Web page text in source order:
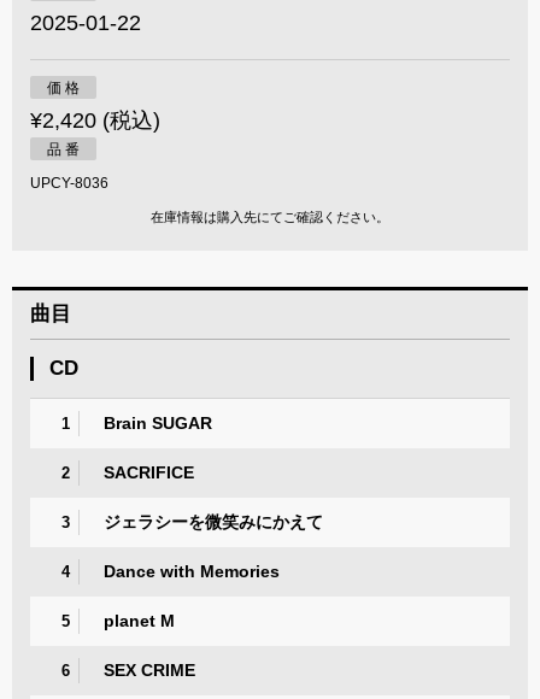
2025-01-22
価 格
¥2,420 (税込)
品 番
UPCY-8036
在庫情報は購入先にてご確認ください。
曲目
CD
1 Brain SUGAR
2 SACRIFICE
3 ジェラシーを微笑みにかえて
4 Dance with Memories
5 planet M
6 SEX CRIME